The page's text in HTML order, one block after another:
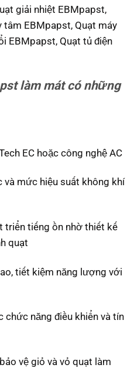
giải nhiệt EBMpapst,
tâm EBMpapst, Quạt máy
EBMpapst, Quạt tủ điện
làm mát có những
EC hoặc công nghệ AC
và mức hiệu suất không khí
triển tiếng ồn nhờ thiết kế
quạt
tiết kiệm năng lượng với
chức năng điều khiển và tín
vệ giỏ và vỏ quạt làm